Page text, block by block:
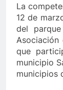
La
12 de
del
que
municipio
municipios